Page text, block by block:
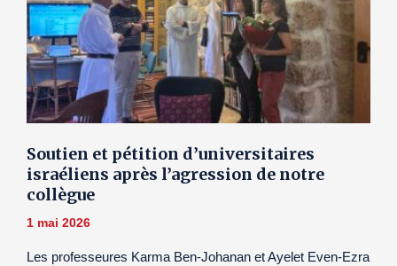
Soutien et pétition d’universitaires
israéliens après l’agression de notre
collègue
1 mai 2026
Les professeures Karma Ben-Johanan et Ayelet Even-Ezra